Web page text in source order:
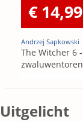
€ 14,99
Andrzej Sapkowski
The Witcher 6
zwaluwentoren
Uitgelicht